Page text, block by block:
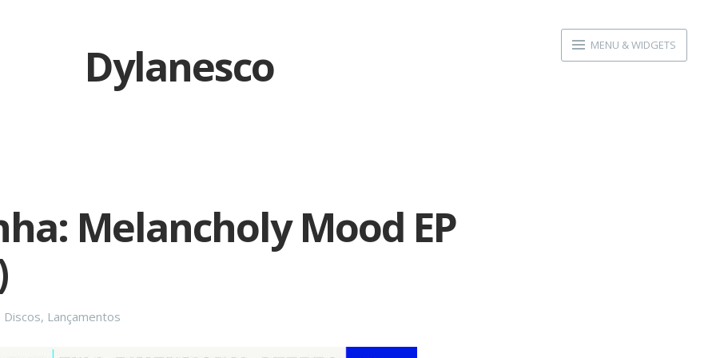
MENU & WIDGETS
Dylanesco
Melancholy Mood EP
Categories
Discos, Lançamentos